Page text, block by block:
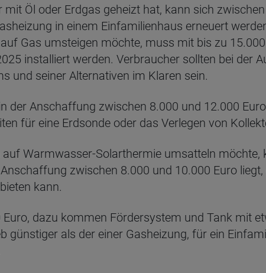
Öl oder Erdgas geheizt hat, kann sich
in einem Einfamilienhaus erneuert
Gas umsteigen möchte, muss mit bis zu
installiert werden. Verbraucher sollten bei der
und seiner Alternativen im Klaren sein.
der Anschaffung zwischen 8.000 und 12.000
für eine Erdsonde oder das Verlegen von
Warmwasser-Solarthermie umsatteln möchte,
zwischen 8.000 und 10.000 Euro
kann.
dazu kommen Fördersystem und Tank mit
günstiger als der einer Gasheizung, für ein